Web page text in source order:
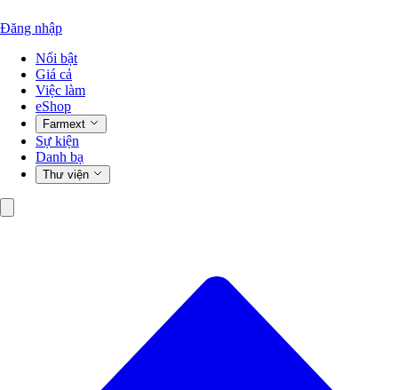
Đăng nhập
Nổi bật
Giá cả
Việc làm
eShop
Farmext
Sự kiện
Danh bạ
Thư viện